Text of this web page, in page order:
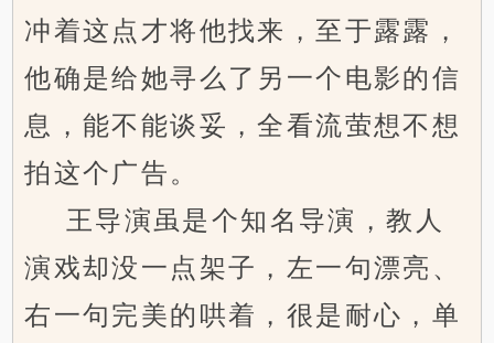
冲着这点才将他找来，至于露露，
他确是给她寻么了另一个电影的信
息，能不能谈妥，全看流萤想不想
拍这个广告。
王导演虽是个知名导演，教人
演戏却没一点架子，左一句漂亮、
右一句完美的哄着，很是耐心，单